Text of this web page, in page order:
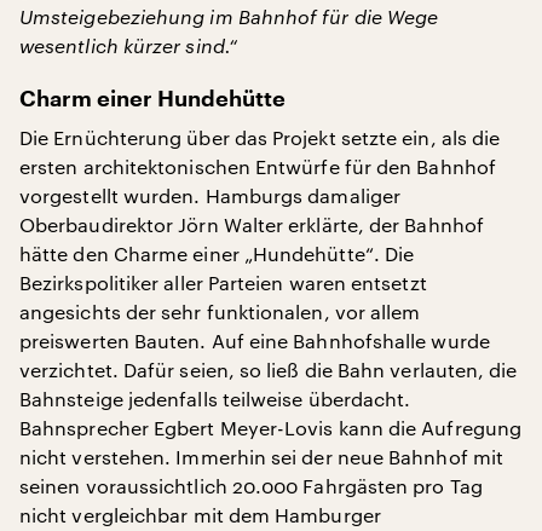
Umsteigebeziehung im Bahnhof für die Wege
wesentlich kürzer sind.“
Charm einer Hundehütte
Die Ernüchterung über das Projekt setzte ein, als die
ersten architektonischen Entwürfe für den Bahnhof
vorgestellt wurden. Hamburgs damaliger
Oberbaudirektor Jörn Walter erklärte, der Bahnhof
hätte den Charme einer „Hundehütte“. Die
Bezirkspolitiker aller Parteien waren entsetzt
angesichts der sehr funktionalen, vor allem
preiswerten Bauten. Auf eine Bahnhofshalle wurde
verzichtet. Dafür seien, so ließ die Bahn verlauten, die
Bahnsteige jedenfalls teilweise überdacht.
Bahnsprecher Egbert Meyer-Lovis kann die Aufregung
nicht verstehen. Immerhin sei der neue Bahnhof mit
seinen voraussichtlich 20.000 Fahrgästen pro Tag
nicht vergleichbar mit dem Hamburger